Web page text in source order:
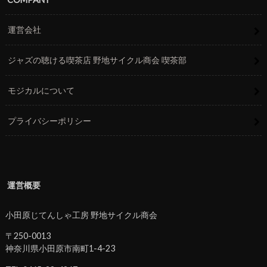
運営会社
ジャズの聴ける喫茶店 野地サイクル商会 喫茶部
モジカルについて
プライバシーポリシー
運営概要
小田原じてんしゃ工房 野地サイクル商会
〒250-0013
神奈川県小田原市南町1-4-23